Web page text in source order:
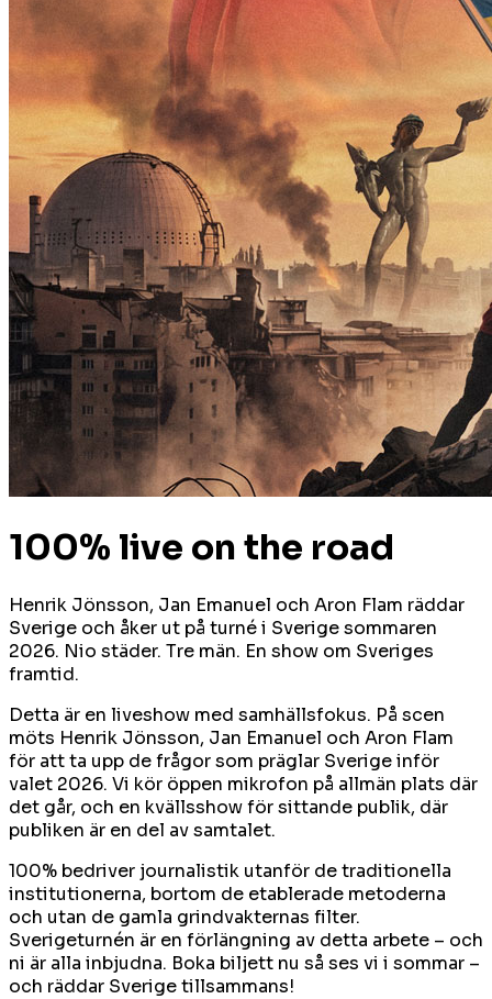
100% live on the road
Henrik Jönsson, Jan Emanuel och Aron Flam räddar
Sverige och åker ut på turné i Sverige sommaren
2026. Nio städer. Tre män. En show om Sveriges
framtid.
Detta är en liveshow med samhällsfokus. På scen
möts Henrik Jönsson, Jan Emanuel och Aron Flam
för att ta upp de frågor som präglar Sverige inför
valet 2026. Vi kör öppen mikrofon på allmän plats där
det går, och en kvällsshow för sittande publik, där
publiken är en del av samtalet.
100% bedriver journalistik utanför de traditionella
institutionerna, bortom de etablerade metoderna
och utan de gamla grindvakternas filter.
Sverigeturnén är en förlängning av detta arbete – och
ni är alla inbjudna. Boka biljett nu så ses vi i sommar –
och räddar Sverige tillsammans!